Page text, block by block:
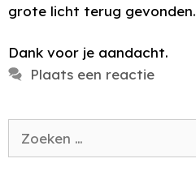
grote licht terug gevonden.
Dank voor je aandacht.
Plaats een reactie
naar: